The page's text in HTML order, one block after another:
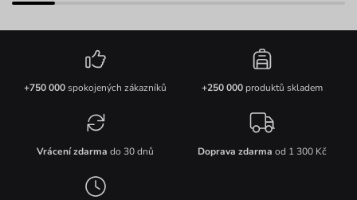
+750 000spokojených zákazníků +250 000produktů skladem
Vrácení zdarma do 30 dnů Doprava zdarma od 1 300 Kč